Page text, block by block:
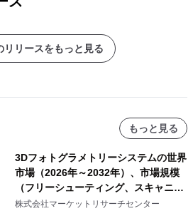
リリースをもっと見る
もっと見る
3Dフォトグラメトリーシステムの世界
市場（2026年～2032年）、市場規模
（フリーシューティング、スキャニン
グ、その他）・分析レポートを発表
株式会社マーケットリサーチセンター